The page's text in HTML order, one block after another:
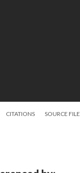
CITATIONS SOURCE FILE